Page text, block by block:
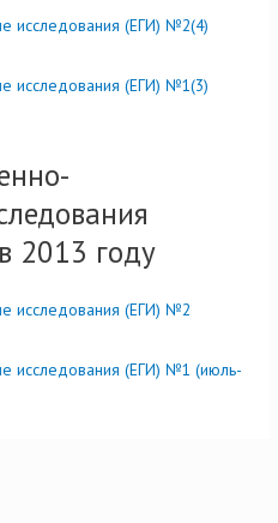
исследования (ЕГИ) №2(4)
исследования (ЕГИ) №1(3)
2013 году
исследования (ЕГИ) №2
исследования (ЕГИ) №1 (июль-